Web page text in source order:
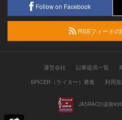
Follow on Facebook
RSSフィードの
運営会社 記事提供一覧
SPICER（ライター）募集
利用
JASRAC許諾第